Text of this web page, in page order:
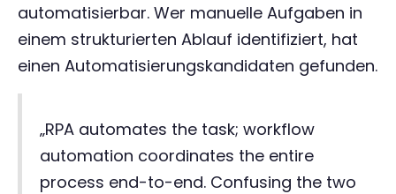
automatisierbar. Wer manuelle Aufgaben in
einem strukturierten Ablauf identifiziert, hat
einen Automatisierungskandidaten gefunden.
„RPA automates the task; workflow
automation coordinates the entire
process end-to-end. Confusing the two